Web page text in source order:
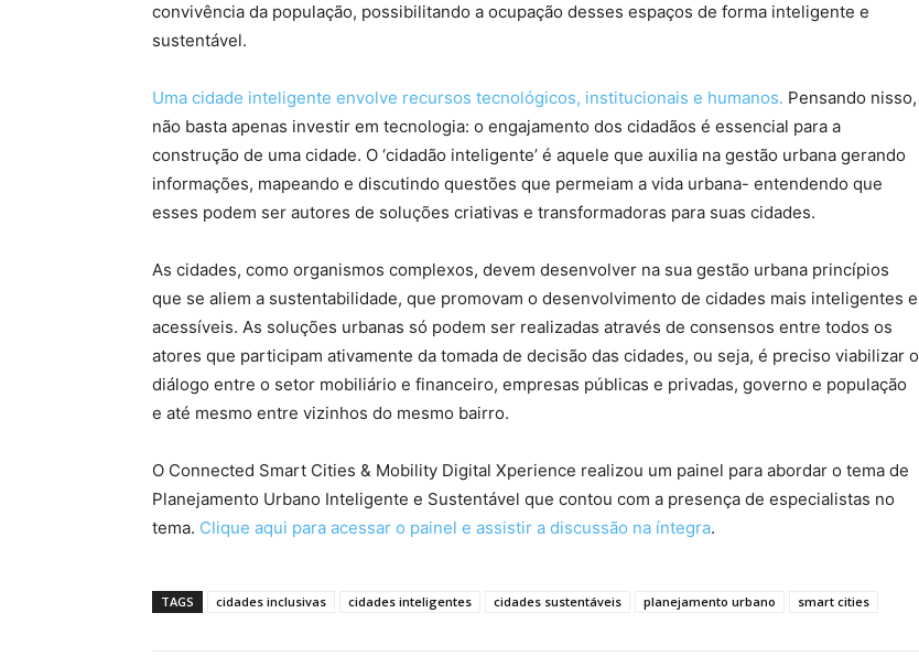
convivência da população, possibilitando a ocupação desses espaços de forma inteligente e
sustentável.
Uma cidade inteligente envolve recursos tecnológicos, institucionais e humanos. Pensando nisso,
não basta apenas investir em tecnologia: o engajamento dos cidadãos é essencial para a
construção de uma cidade. O ‘cidadão inteligente’ é aquele que auxilia na gestão urbana gerando
informações, mapeando e discutindo questões que permeiam a vida urbana- entendendo que
esses podem ser autores de soluções criativas e transformadoras para suas cidades.
As cidades, como organismos complexos, devem desenvolver na sua gestão urbana princípios
que se aliem a sustentabilidade, que promovam o desenvolvimento de cidades mais inteligentes e
acessíveis. As soluções urbanas só podem ser realizadas através de consensos entre todos os
atores que participam ativamente da tomada de decisão das cidades, ou seja, é preciso viabilizar o
diálogo entre o setor mobiliário e financeiro, empresas públicas e privadas, governo e população
e até mesmo entre vizinhos do mesmo bairro.
O Connected Smart Cities & Mobility Digital Xperience realizou um painel para abordar o tema de
Planejamento Urbano Inteligente e Sustentável que contou com a presença de especialistas no
tema. Clique aqui para acessar o painel e assistir a discussão na íntegra.
TAGS cidades inclusivas cidades inteligentes cidades sustentáveis planejamento urbano smart cities